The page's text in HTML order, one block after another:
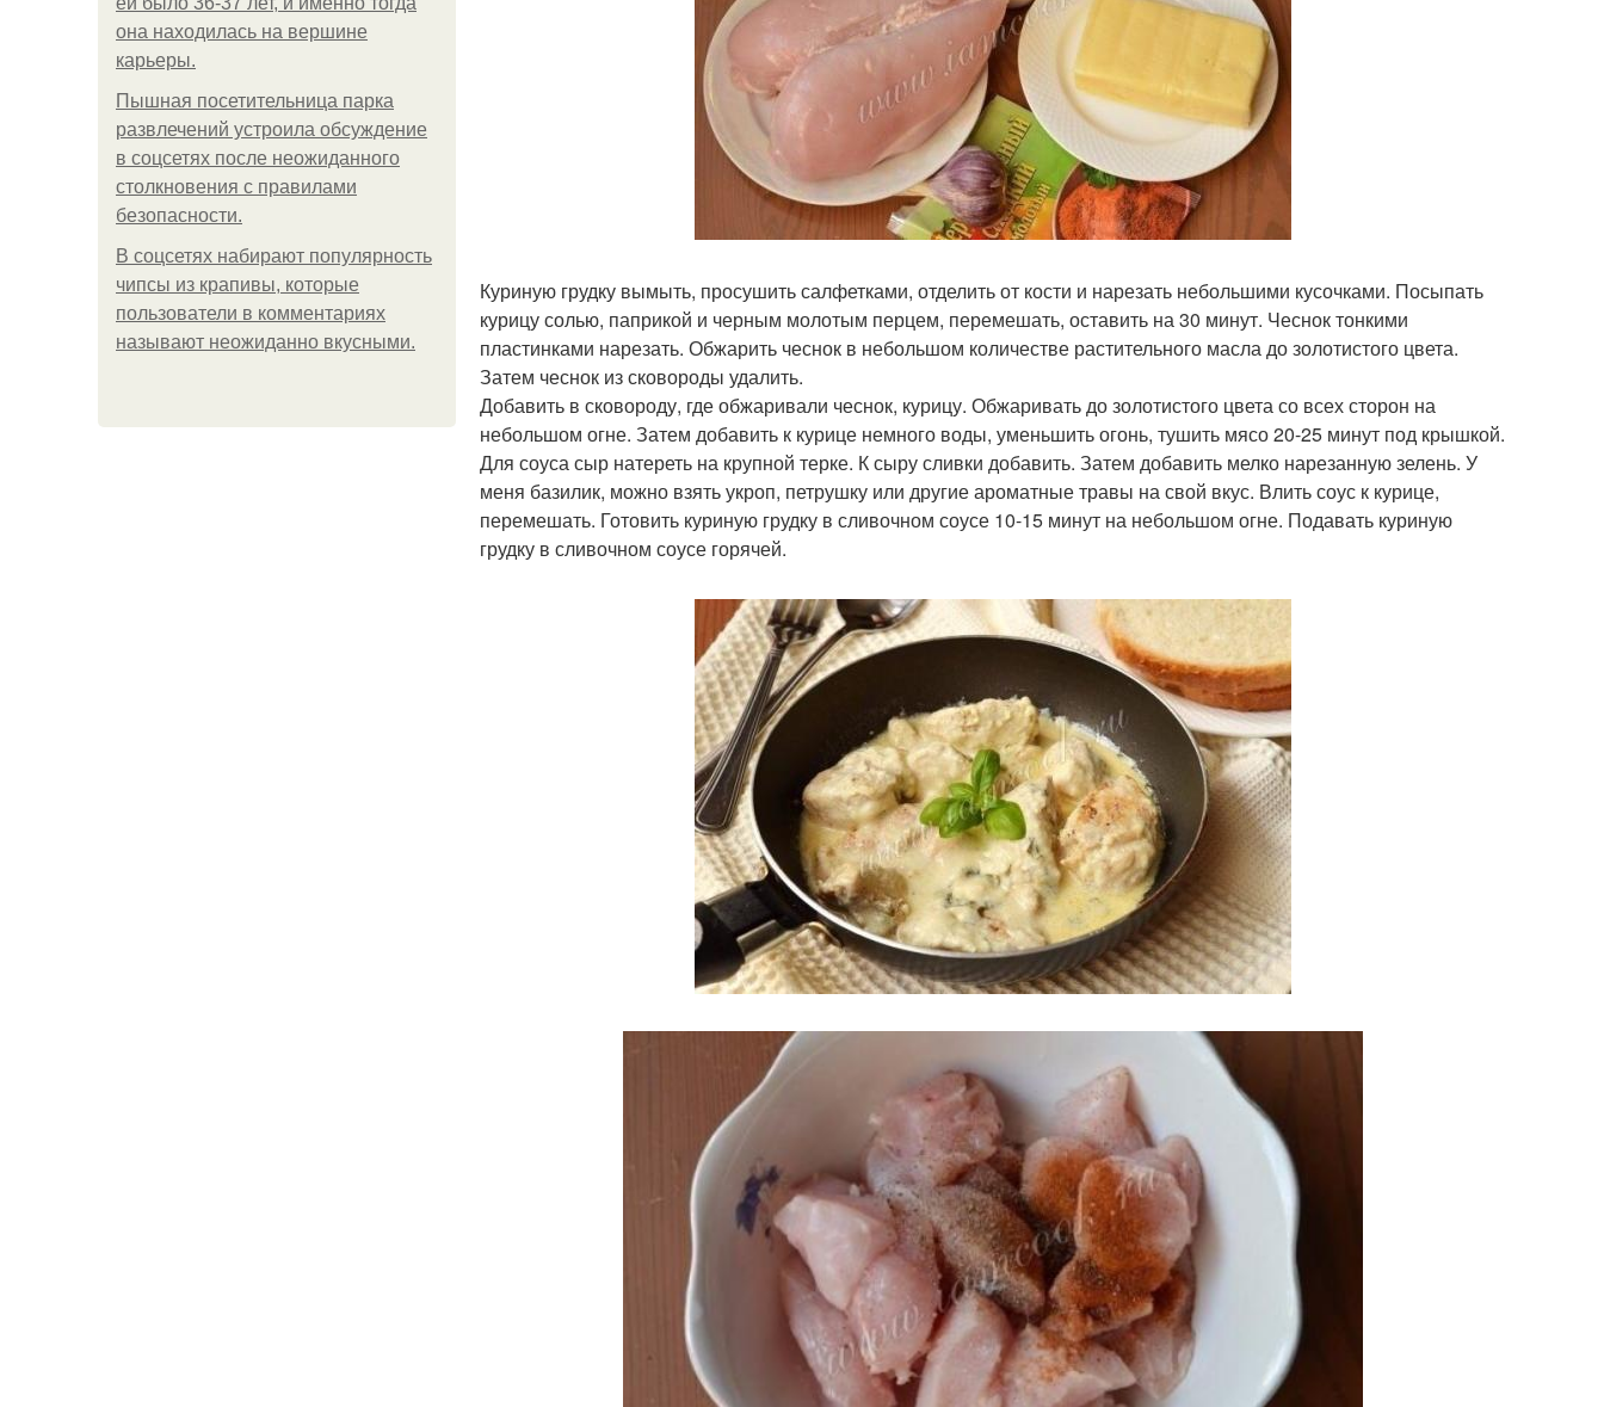
она находилась на вершине
карьеры.
Пышная посетительница парка
развлечений устроила обсуждение
в соцсетях после неожиданного
столкновения с правилами
безопасности.
В соцсетях набирают популярность
чипсы из крапивы, которые
пользователи в комментариях
называют неожиданно вкусными.
Куриную грудку вымыть, просушить салфетками, отделить от кости и нарезать небольшими кусочками. Посыпать
курицу солью, паприкой и черным молотым перцем, перемешать, оставить на 30 минут. Чеснок тонкими
пластинками нарезать. Обжарить чеснок в небольшом количестве растительного масла до золотистого цвета.
Затем чеснок из сковороды удалить.
Добавить в сковороду, где обжаривали чеснок, курицу. Обжаривать до золотистого цвета со всех сторон на
небольшом огне. Затем добавить к курице немного воды, уменьшить огонь, тушить мясо 20-25 минут под крышкой.
Для соуса сыр натереть на крупной терке. К сыру сливки добавить. Затем добавить мелко нарезанную зелень. У
меня базилик, можно взять укроп, петрушку или другие ароматные травы на свой вкус. Влить соус к курице,
перемешать. Готовить куриную грудку в сливочном соусе 10-15 минут на небольшом огне. Подавать куриную
грудку в сливочном соусе горячей.